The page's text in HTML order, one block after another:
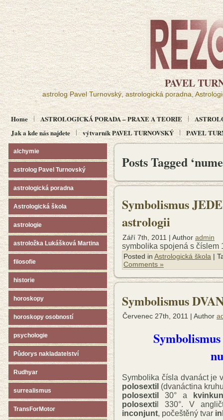
PAVEL
astrolog Pavel Turnovský, astrologická poradna,
Home ASTROLOGICKÁ PORADA – PRAXE A TEORIE
Jak a kde nás najdete
výtvarník PAVEL TURNOVSKÝ PAVEL
alchymie
astrolog Pavel Turnovský
astrologická poradna
Astrologická škola
astrologie
astroložka Lukášková Martina
filosofie
historie
horoskopy
horoskopy osobností
psychologie
Půdorys nakladatelství
Rudhyar
surrealismus
TransForMotor
Posts Tagged
Symbolismus
astrologii
Září 7th, 2011 | Author admin
symbolika spojená s číslem
Posted in Astrologická škola |
Comments »
Symbolismus
Červenec 27th, 2011 | Author
Symbolika čísla dvanáct je
polosextil (dvanáctina
polosextil
30° a
polosexti l 330°. V
inconjunt, počeštěný tvar